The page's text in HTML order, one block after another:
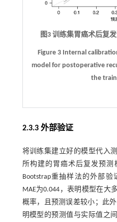
图3 训练集胃癌术后复
Figure 3 Internal
model for postoperative
the
2.3.3 外部验证
将训练集建立好的模型代入
所构建的胃癌术后复发预测
Bootstrap重抽样法的外部
MAE为0.044，表明模型在大
概率，且预测误差较小；此
明模型的预测值与实际值之